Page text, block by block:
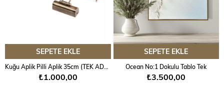
Görseldeki tablo tek olarak gönderilecektir.
Farklı çerçeve renk tercihleriniz için sipariş oluştururken
sipariş notuna istediğiniz çerçeve rengini yazmanız
SEPETE EKLE
₺1.000,00
SEPETE EKLE
Ocean No:1 Dokulu Tablo Tek
₺3.500,00